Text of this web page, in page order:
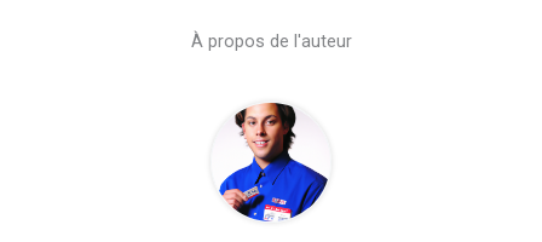
À propos de l'auteur